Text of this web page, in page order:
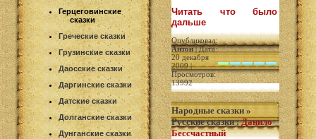
Герцеговинские
сказки
Греческие сказки
Грузинские сказки
Даосские сказки
Даргинские сказки
Датские сказки
Долганские сказки
Дунганские сказки
Читать что было
дальше
Опубликовал:
Антон| Дата:
20 декабря
2009 |
Просмотров:
13992
Народные сказки »
Русские сказки:Данило
Бессчастный